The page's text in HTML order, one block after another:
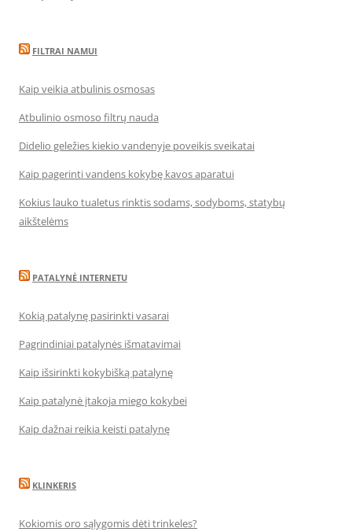
FILTRAI NAMUI
Kaip veikia atbulinis osmosas
Atbulinio osmoso filtrų nauda
Didelio geležies kiekio vandenyje poveikis sveikatai
Kaip pagerinti vandens kokybę kavos aparatui
Kokius lauko tualetus rinktis sodams, sodyboms, statybų
aikštelėms
PATALYNĖ INTERNETU
Kokią patalynę pasirinkti vasarai
Pagrindiniai patalynės išmatavimai
Kaip išsirinkti kokybišką patalynę
Kaip patalynė įtakoja miego kokybei
Kaip dažnai reikia keisti patalynę
KLINKERIS
Kokiomis oro sąlygomis dėti trinkeles?